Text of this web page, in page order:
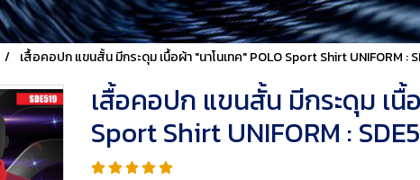
เสื้อคอปก แขนสั้น มีกระดุม เนื้อผ้า "นาโนเทค" POLO Sport Shirt UNIFORM :
เสื้อคอปก แขนสั้น มีกระดุม เนื้
Sport Shirt UNIFORM :